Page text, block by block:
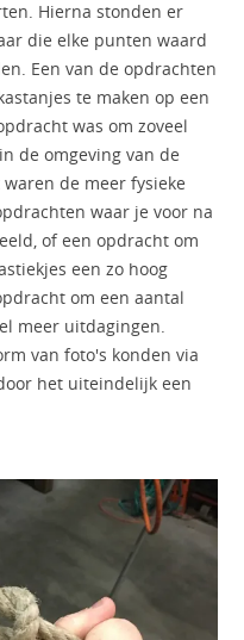
Hierna stonden er
die elke punten waard
Een van de opdrachten
te maken op een
was om zoveel
de omgeving van de
de meer fysieke
waar je voor na
of een opdracht om
een zo hoog
om een aantal
meer uitdagingen.
van foto's konden via
het uiteindelijk een